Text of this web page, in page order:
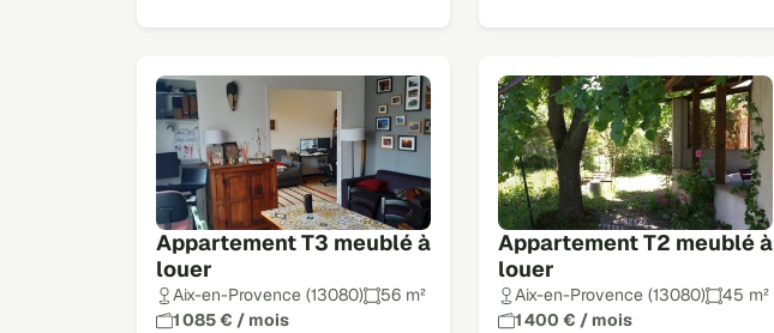
Appartement T3 meublé à
louer
Aix-en-Provence (13080)
56 m²
1 085 € / mois
Appartement T2 meublé à
louer
Aix-en-Provence (13080)
45 m²
1 400 € / mois